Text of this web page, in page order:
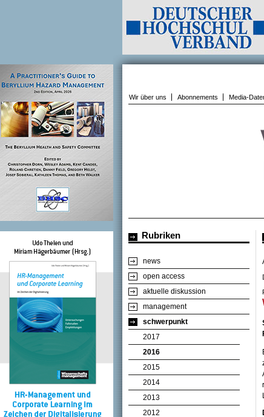
Wir über uns Abonnements Media-
Rubriken
news
open access
aktuelle diskussion
management
schwerpunkt
2017
2016
2015
2014
2013
2012